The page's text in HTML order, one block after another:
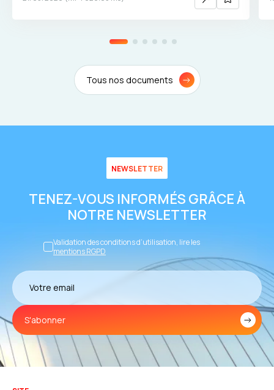
Tous nos documents
NEWSLETTER
TENEZ-VOUS INFORMÉS GRÂCE À
NOTRE NEWSLETTER
Validation des conditions d’utilisation, lire les
mentions RGPD
S'abonner